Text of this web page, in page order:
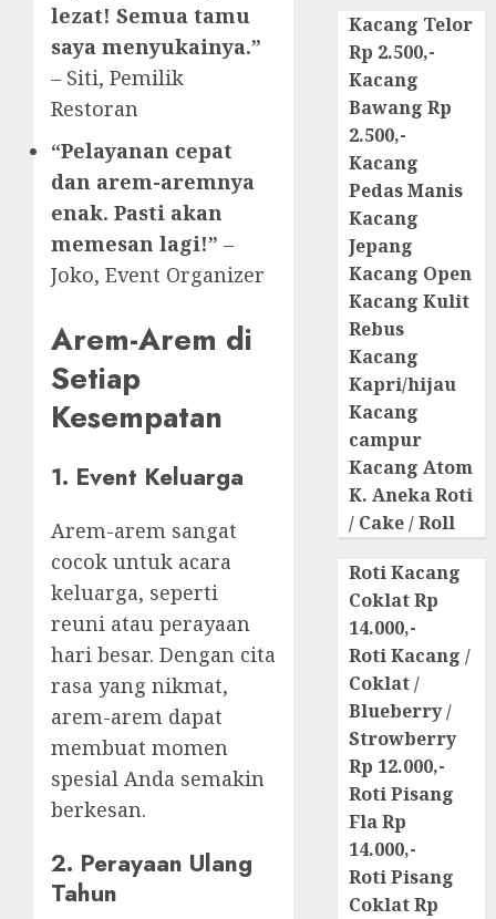
lezat! Semua tamu
saya menyukainya.”
– Siti, Pemilik
Restoran
“Pelayanan cepat
dan arem-aremnya
enak. Pasti akan
memesan lagi!” –
Joko, Event Organizer
Arem-Arem di
Setiap
Kesempatan
1. Event Keluarga
Arem-arem sangat
cocok untuk acara
keluarga, seperti
reuni atau perayaan
hari besar. Dengan cita
rasa yang nikmat,
arem-arem dapat
membuat momen
spesial Anda semakin
berkesan.
2. Perayaan Ulang
Tahun
Kacang Telor
Rp 2.500,-
Kacang
Bawang Rp
2.500,-
Kacang
Pedas Manis
Kacang
Jepang
Kacang Open
Kacang Kulit
Rebus
Kacang
Kapri/hijau
Kacang
campur
Kacang Atom
K. Aneka Roti
/ Cake / Roll
Roti Kacang
Coklat Rp
14.000,-
Roti Kacang /
Coklat /
Blueberry /
Strowberry
Rp 12.000,-
Roti Pisang
Fla Rp
14.000,-
Roti Pisang
Coklat Rp